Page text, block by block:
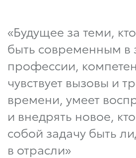
«Будущее за теми,
быть современным в
профессии,
чувствует вызовы и
времени, умеет
и внедрять новое,
собой задачу быть
в отрасли»